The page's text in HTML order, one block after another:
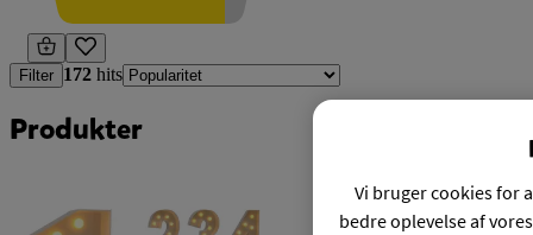
Filter 172 hits
Produkter
Vi bruger cookies for
bedre oplevelse af